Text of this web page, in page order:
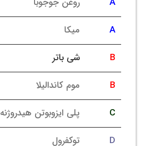
A
میکا
B
شی باتر
B
موم کاندالیلا
C
پلی ایزوبوتن هیدروژنه
D
توکفرول